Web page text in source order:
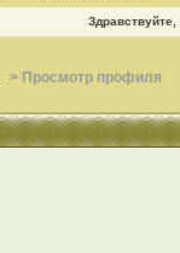
Здравствуйте,
> Просмотр профиля